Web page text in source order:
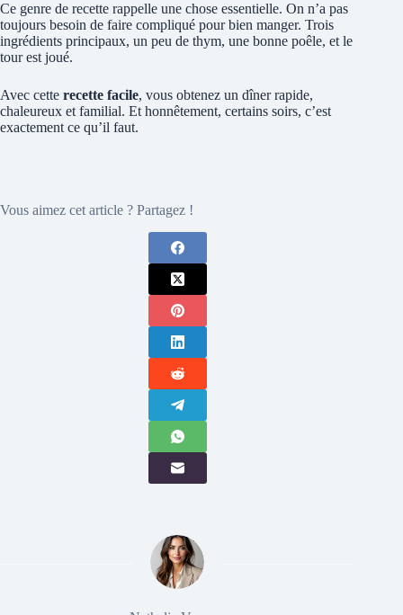
Ce genre de recette rappelle une chose essentielle. On n’a pas
toujours besoin de faire compliqué pour bien manger. Trois
ingrédients principaux, un peu de thym, une bonne poêle, et le
tour est joué.
Avec cette recette facile, vous obtenez un dîner rapide,
chaleureux et familial. Et honnêtement, certains soirs, c’est
exactement ce qu’il faut.
Vous aimez cet article ? Partagez !